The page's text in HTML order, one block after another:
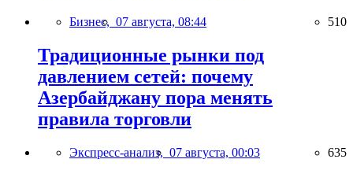
Бизнес, 07 августа, 08:44 510
Традиционные рынки под
давлением сетей: почему
Азербайджану пора менять
правила торговли
Экспресс-анализ, 07 августа, 00:03 635